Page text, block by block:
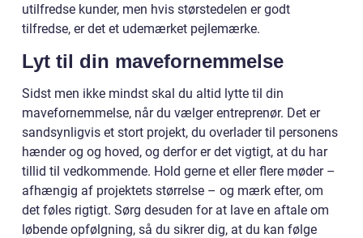
utilfredse kunder, men hvis størstedelen er godt
tilfredse, er det et udemærket pejlemærke.
Lyt til din mavefornemmelse
Sidst men ikke mindst skal du altid lytte til din
mavefornemmelse, når du vælger entreprenør. Det er
sandsynligvis et stort projekt, du overlader til personens
hænder og og hoved, og derfor er det vigtigt, at du har
tillid til vedkommende. Hold gerne et eller flere møder –
afhængig af projektets størrelse – og mærk efter, om
det føles rigtigt. Sørg desuden for at lave en aftale om
løbende opfølgning, så du sikrer dig, at du kan følge